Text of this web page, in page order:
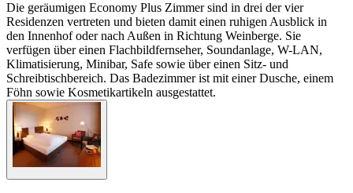
Die geräumigen Economy Plus Zimmer sind in drei der vier
Residenzen vertreten und bieten damit einen ruhigen Ausblick in
den Innenhof oder nach Außen in Richtung Weinberge. Sie
verfügen über einen Flachbildfernseher, Soundanlage, W-LAN,
Klimatisierung, Minibar, Safe sowie über einen Sitz- und
Schreibtischbereich. Das Badezimmer ist mit einer Dusche, einem
Föhn sowie Kosmetikartikeln ausgestattet.